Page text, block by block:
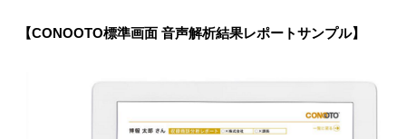
【CONOOTO標準画面 音声解析結果レポートサンプル】